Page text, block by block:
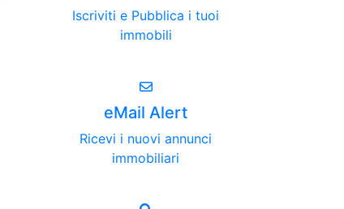
Iscriviti e Pubblica i tuoi
immobili
eMail Alert
Ricevi i nuovi annunci
immobiliari